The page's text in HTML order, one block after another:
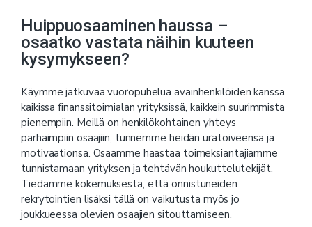
Huippuosaaminen haussa –
osaatko vastata näihin kuuteen
kysymykseen?
Käymme jatkuvaa vuoropuhelua avainhenkilöiden kanssa
kaikissa finanssitoimialan yrityksissä, kaikkein suurimmista
pienempiin. Meillä on henkilökohtainen yhteys
parhaimpiin osaajiin, tunnemme heidän uratoiveensa ja
motivaationsa. Osaamme haastaa toimeksiantajiamme
tunnistamaan yrityksen ja tehtävän houkuttelutekijät.
Tiedämme kokemuksesta, että onnistuneiden
rekrytointien lisäksi tällä on vaikutusta myös jo
joukkueessa olevien osaajien sitouttamiseen.